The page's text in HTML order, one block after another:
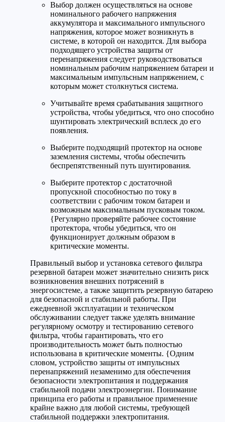
Выбор должен осуществляться на основе
номинального рабочего напряжения
аккумулятора и максимального импульсного
напряжения, которое может возникнуть в
системе, в которой он находится. Для выбора
подходящего устройства защиты от
перенапряжения следует руководствоваться
номинальным рабочим напряжением батареи и
максимальным импульсным напряжением, с
которым может столкнуться система.
Учитывайте время срабатывания защитного
устройства, чтобы убедиться, что оно способно
шунтировать электрический всплеск до его
появления.
Выберите подходящий протектор на основе
заземления системы, чтобы обеспечить
беспрепятственный путь шунтирования.
Выберите протектор с достаточной
пропускной способностью по току в
соответствии с рабочим током батареи и
возможным максимальным пусковым током.
{Регулярно проверяйте рабочее состояние
протектора, чтобы убедиться, что он
функционирует должным образом в
критические моменты.
Правильный выбор и установка сетевого фильтра
резервной батареи может значительно снизить риск
возникновения внешних потрясений в
энергосистеме, а также защитить резервную батарею
для безопасной и стабильной работы. При
ежедневной эксплуатации и техническом
обслуживании следует также уделять внимание
регулярному осмотру и тестированию сетевого
фильтра, чтобы гарантировать, что его
производительность может быть полностью
использована в критические моменты. {Одним
словом, устройство защиты от импульсных
перенапряжений незаменимо для обеспечения
безопасности электропитания и поддержания
стабильной подачи электроэнергии. Понимание
принципа его работы и правильное применение
крайне важно для любой системы, требующей
стабильной поддержки электропитания.